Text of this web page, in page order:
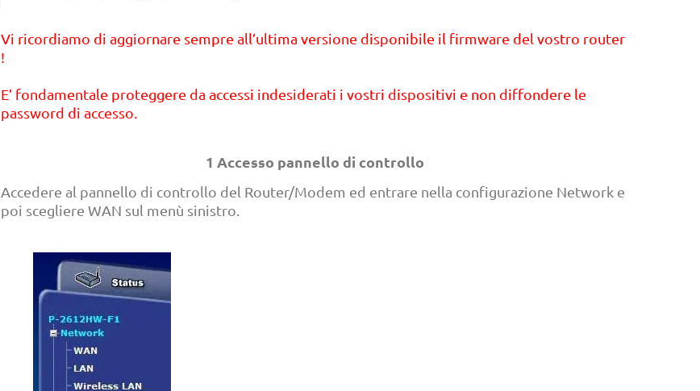
Vi ricordiamo di aggiornare sempre all’ultima versione disponibile il firmware del vostro router
!
E’ fondamentale proteggere da accessi indesiderati i vostri dispositivi e non diffondere le
password di accesso.
1 Accesso pannello di controllo
Accedere al pannello di controllo del Router/Modem ed entrare nella configurazione Network e
poi scegliere WAN sul menù sinistro.